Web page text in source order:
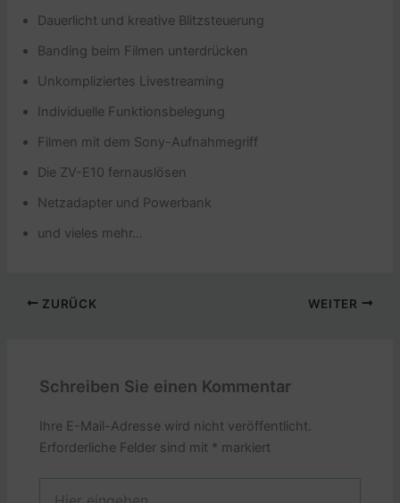
Dauerlicht und kreative Blitzsteuerung
Banding beim Filmen unterdrücken
Unkompliziertes Livestreaming
Individuelle Funktionsbelegung
Filmen mit dem Sony-Aufnahmegriff
Die ZV-E10 fernauslösen
Netzadapter und Powerbank
und vieles mehr…
ZURÜCK WEITER
Schreiben Sie einen Kommentar
Ihre E-Mail-Adresse wird nicht veröffentlicht.
Erforderliche Felder sind mit * markiert